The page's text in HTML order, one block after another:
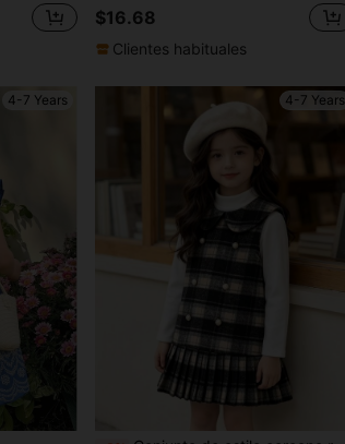
$16.68
Clientes habituales
4-7 Years 4-7 Years